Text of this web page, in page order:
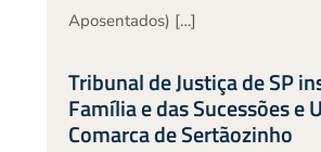
Aposentados) […]
Tribunal de Justiça de SP
Família e das Sucessões e
Comarca de Sertãozinho